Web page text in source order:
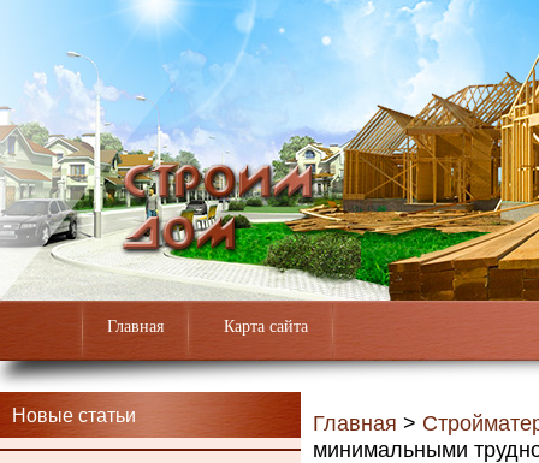
Главная Карта сайта
Новые статьи Главная >
минимальными